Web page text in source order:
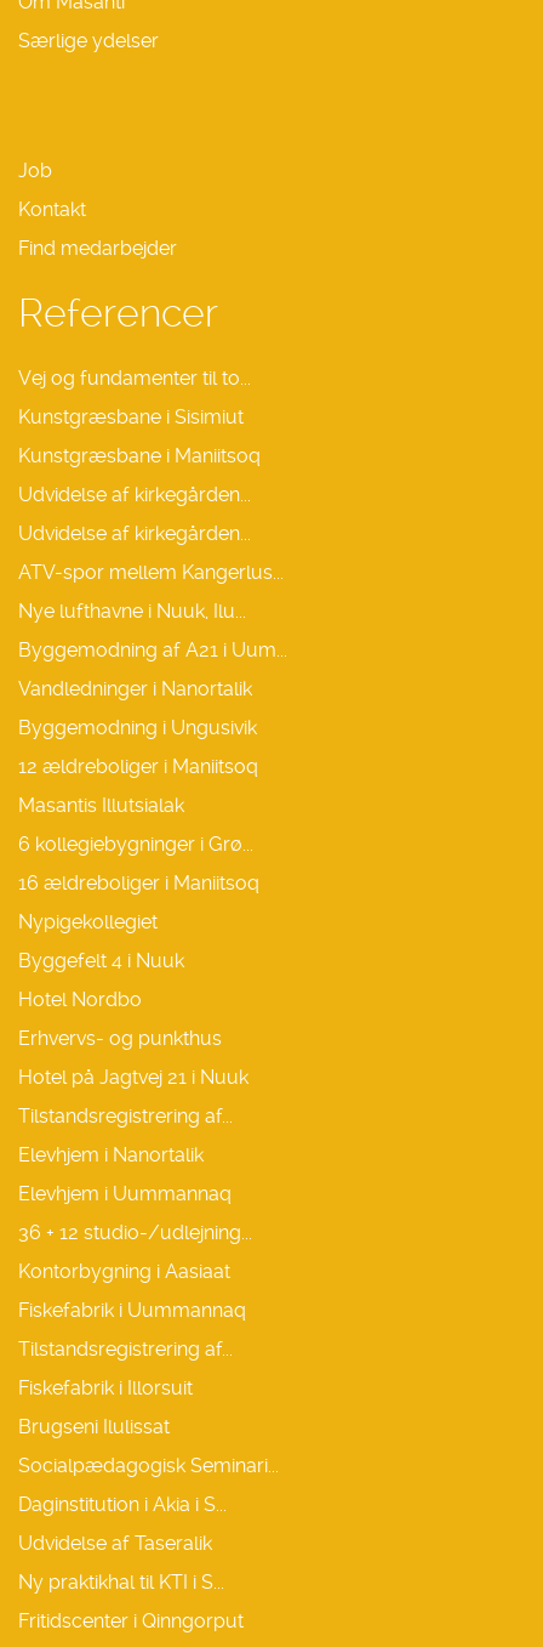
Særlige ydelser
Job
Kontakt
Find medarbejder
Referencer
Vej og fundamenter til to...
Kunstgræsbane i Sisimiut
Kunstgræsbane i Maniitsoq
Udvidelse af kirkegården...
Udvidelse af kirkegården...
ATV-spor mellem Kangerlus...
Nye lufthavne i Nuuk, Ilu...
Byggemodning af A21 i Uum...
Vandledninger i Nanortalik
Byggemodning i Ungusivik
12 ældreboliger i Maniitsoq
Masantis Illutsialak
6 kollegiebygninger i Grø...
16 ældreboliger i Maniitsoq
Nypigekollegiet
Byggefelt 4 i Nuuk
Hotel Nordbo
Erhvervs- og punkthus
Hotel på Jagtvej 21 i Nuuk
Tilstandsregistrering af...
Elevhjem i Nanortalik
Elevhjem i Uummannaq
36 + 12 studio-/udlejning...
Kontorbygning i Aasiaat
Fiskefabrik i Uummannaq
Tilstandsregistrering af...
Fiskefabrik i Illorsuit
Brugseni Ilulissat
Socialpædagogisk Seminari...
Daginstitution i Akia i S...
Udvidelse af Taseralik
Ny praktikhal til KTI i S...
Fritidscenter i Qinngorput